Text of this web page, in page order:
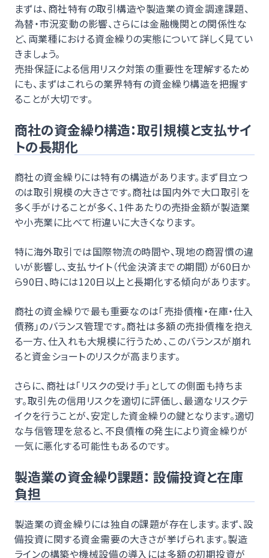
まずは、商社特有の取引構造や製造業の資金調達課題、
為替・市況変動の影響、さらには金融機関との関係性な
ど、両業種における資金繰りの実態について詳しく見てい
きましょう。
売掛保証による信用リスク対策の重要性を理解するため
にも、まずはこれらの業界特有の資金繰り構造を把握す
ることが大切です。
商社の資金繰り構造：取引規模と支払サイ
トの長期化
商社の資金繰りには特有の構造があります。まず目立つ
のは取引規模の大きさです。商社は国内外で大口取引を
多く手がけることが多く、1件あたりの売掛金額が製造業
や小売業に比べて桁違いに大きくなります。
特に海外取引では国際物流の時間や、現地の商習慣の違
いが影響し、支払サイト（代金決済までの期間）が60日か
ら90日、時には120日以上と長期化する傾向があります。
商社の資金繰りで最も重要なのは「売掛債権・在庫・仕入
債務」のバランス管理です。商社は多額の売掛債権を抱え
る一方、仕入れも大規模に行うため、このバランスが崩れ
ると資金ショートのリスクが高まります。
さらに、商社は「リスクの受け手」としての側面も持ちま
す。取引先の信用リスクを適切に評価し、最適なリスクテ
イクを行うことが、安定した資金繰りの鍵となります。適切
な与信管理を怠ると、不良債権の発生により資金繰りが
一気に悪化する可能性もあるのです。
製造業の資金繰り課題： 設備投資と在庫
負担
製造業の資金繰りには独自の課題が存在します。まず、設
備投資に関する資金需要の大きさが挙げられます。製造
ラインの構築や機械設備の導入には多額の初期投資が